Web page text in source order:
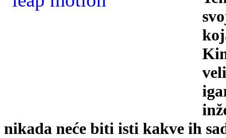
nikada neće biti isti kakve ih